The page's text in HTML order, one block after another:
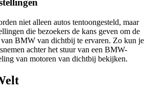
niet alleen autos tentoongesteld, maar
die bezoekers de kans geven om de
BMW van dichtbij te ervaren. Zo kun je
achter het stuur van een BMW-
van motoren van dichtbij bekijken.